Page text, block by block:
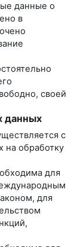
данные о
в
своей
данных
с
на обработку
для
для